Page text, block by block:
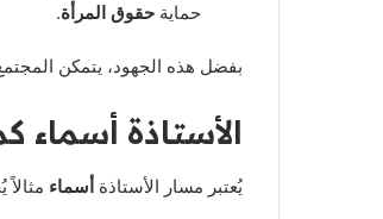
حماية حقوق المرأة.
بفضل هذه الجهود، يتمكن
الأستاذة أسماء
يُعتبر مسار الأستاذة أسماء